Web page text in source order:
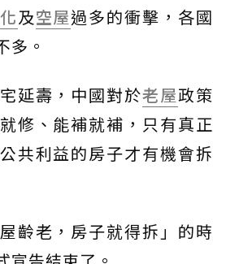
及空屋過多的衝擊，各國
多。
延壽，中國對於老屋政策
修、能補就補，只有真正
共利益的房子才有機會拆
齡老，房子就得拆」的時